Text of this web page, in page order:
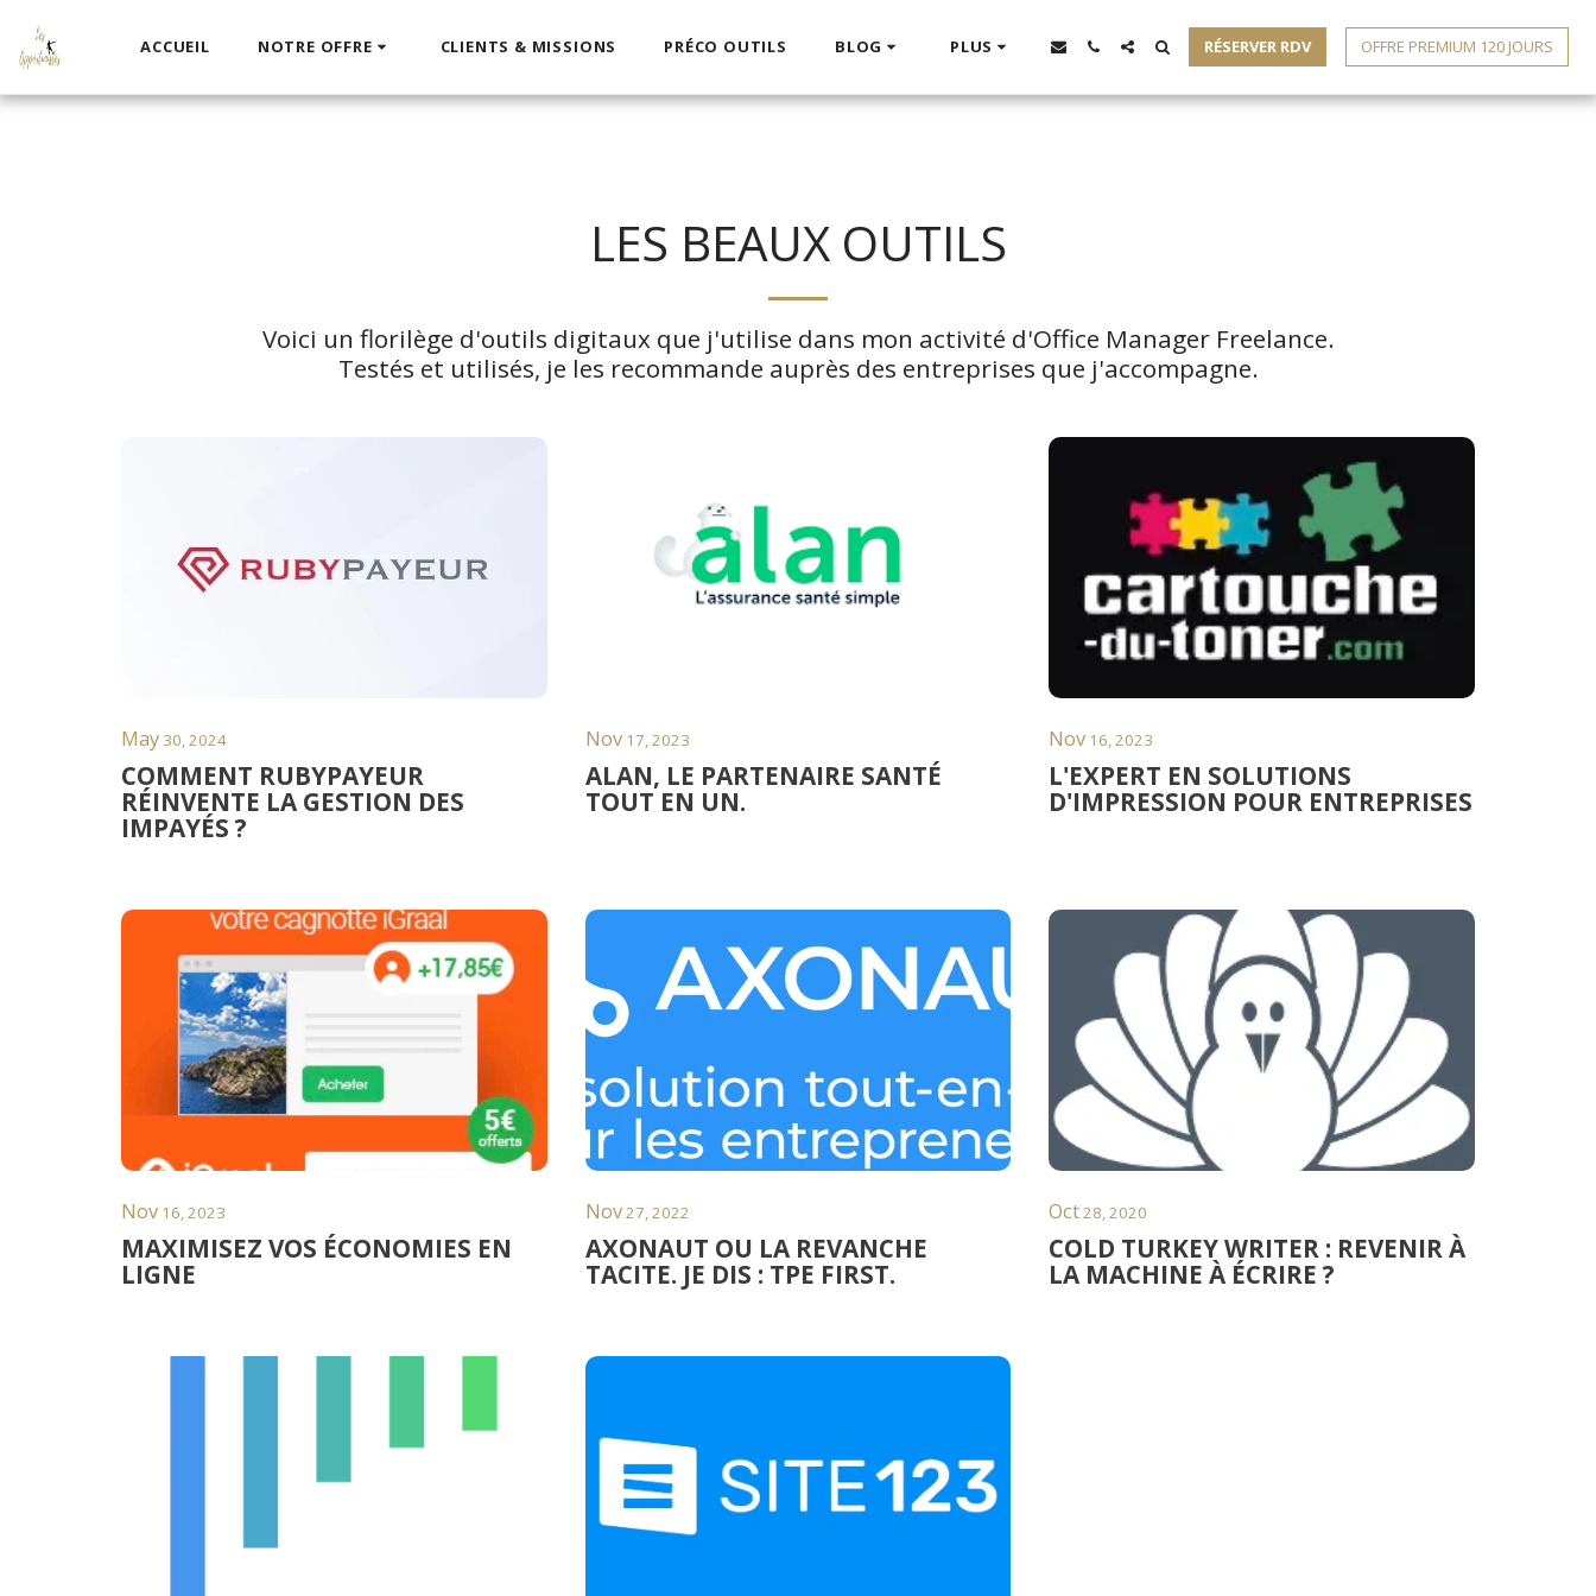
ACCUEIL NOTRE OFFRE CLIENTS & MISSIONS PRÉCO OUTILS BLOG PLUS RÉSERVER RDV OFFRE PREMIUM 120 JOURS
LES BEAUX OUTILS
Voici un florilège d'outils digitaux que j'utilise dans mon activité d'Office Manager Freelance.
Testés et utilisés, je les recommande auprès des entreprises que j'accompagne.
May 30, 2024
COMMENT RUBYPAYEUR
RÉINVENTE LA GESTION DES
IMPAYÉS ?
Nov17, 2023
ALAN, LE PARTENAIRE SANTÉ
TOUT EN UN.
Nov 16, 2023
L'EXPERT EN SOLUTIONS
D'IMPRESSION POUR ENTREPRISES
Nov 16, 2023
MAXIMISEZ VOS ÉCONOMIES EN
LIGNE
Nov27, 2022
AXONAUT OU LA REVANCHE
TACITE. JE DIS : TPE FIRST.
Oct28, 2020
COLD TURKEY WRITER : REVENIR À
LA MACHINE À ÉCRIRE ?